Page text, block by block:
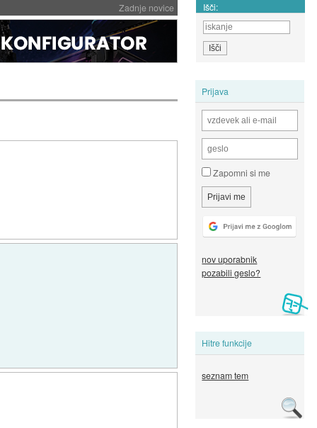
Zadnje novice Išči:
Prijava
Zapomni si me
nov uporabnik
pozabili geslo?
Hitre funkcije
seznam tem